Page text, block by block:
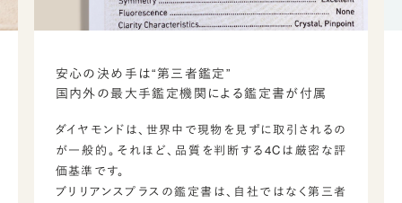
安心の決め手は“第三者鑑定”
国内外の最大手鑑定機関による鑑定書が付属
ダイヤモンドは、世界中で現物を見ずに取引されるの
が一般的。それほど、品質を判断する4Cは厳密な評
価基準です。
ブリリアンスプラスの鑑定書は、自社ではなく第三者